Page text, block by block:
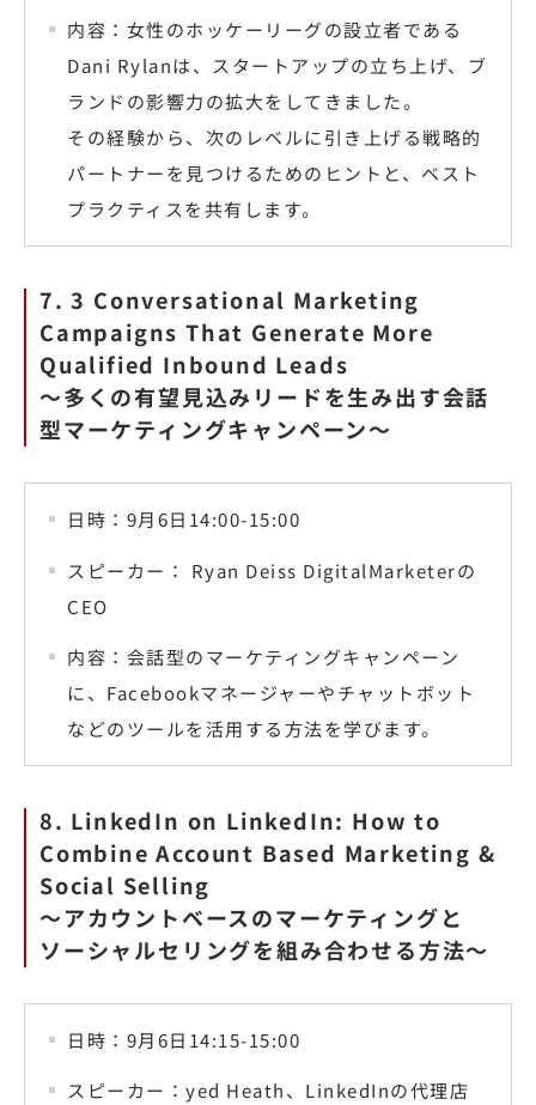
内容：女性のホッケーリーグの設立者である
Dani Rylanは、スタートアップの立ち上げ、ブ
ランドの影響力の拡大をしてきました。
その経験から、次のレベルに引き上げる戦略的
パートナーを見つけるためのヒントと、ベスト
プラクティスを共有します。
7. 3 Conversational Marketing
Campaigns That Generate More
Qualified Inbound Leads
〜多くの有望見込みリードを生み出す会話
型マーケティングキャンペーン〜
日時：9月6日14:00-15:00
スピーカー： Ryan Deiss DigitalMarketerの
CEO
内容：会話型のマーケティングキャンペーン
に、Facebookマネージャーやチャットボット
などのツールを活用する方法を学びます。
8. LinkedIn on LinkedIn: How to
Combine Account Based Marketing &
Social Selling
〜アカウントベースのマーケティングと
ソーシャルセリングを組み合わせる方法〜
日時：9月6日14:15-15:00
スピーカー：yed Heath、LinkedInの代理店